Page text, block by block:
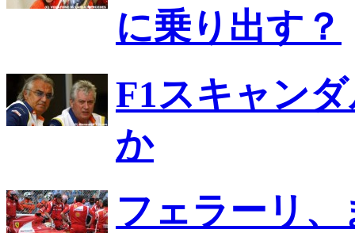
に乗り出す？
F1スキャン
か
フェラーリ